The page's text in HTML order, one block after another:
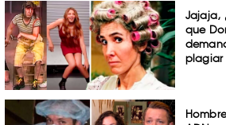
Jajaja,
que
plagiar